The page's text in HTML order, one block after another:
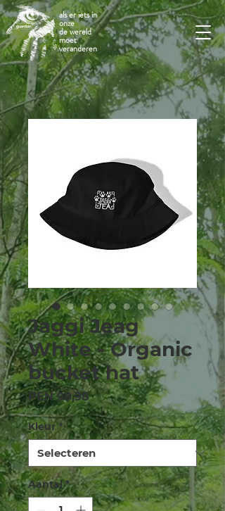
als er iets in
onze
de wereld
moet
veranderen
Jaggi Jeag
White - Organic
bucket hat
PEN 98,98Prijs
Kleur *
Aantal *